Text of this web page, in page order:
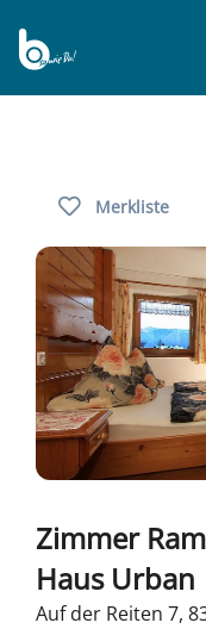
Merkliste
Zimmer
Haus Urban
Auf der Reiten 7,